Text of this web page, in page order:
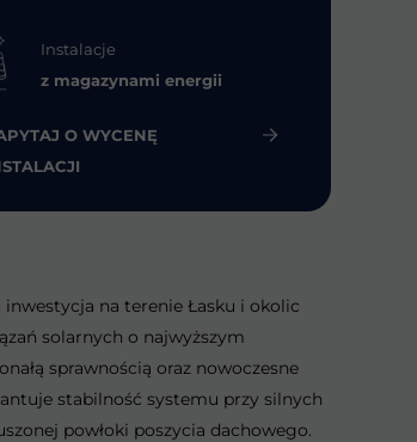
na terenie Łasku i okolic
solarnych o najwyższym
sprawnością oraz nowoczesne
stabilność systemu przy silnych
powłoki poszycia dachowego.
O WYCENĘ
Instalacje
z magazynami energii